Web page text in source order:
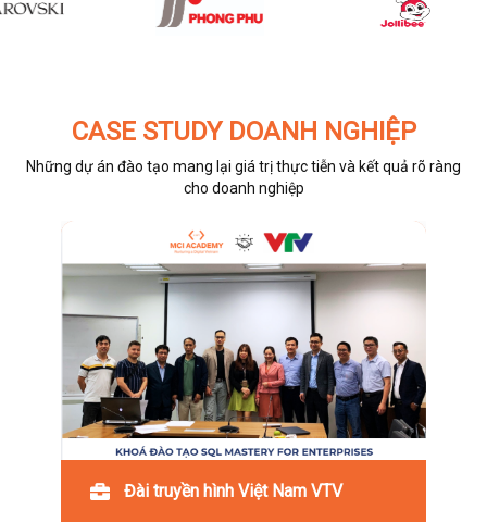
CASE STUDY DOANH NGHIỆP
Những dự án đào tạo mang lại giá trị thực tiễn và kết quả rõ ràng
cho doanh nghiệp
Đài truyền hình Việt Nam VTV